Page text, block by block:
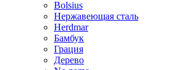
Bolsius
Нержавеющая сталь
Herdmar
Бамбук
Грация
Дерево